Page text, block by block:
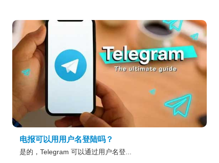
电报可以用用户名登陆吗？
是的，Telegram 可以通过用户名登...